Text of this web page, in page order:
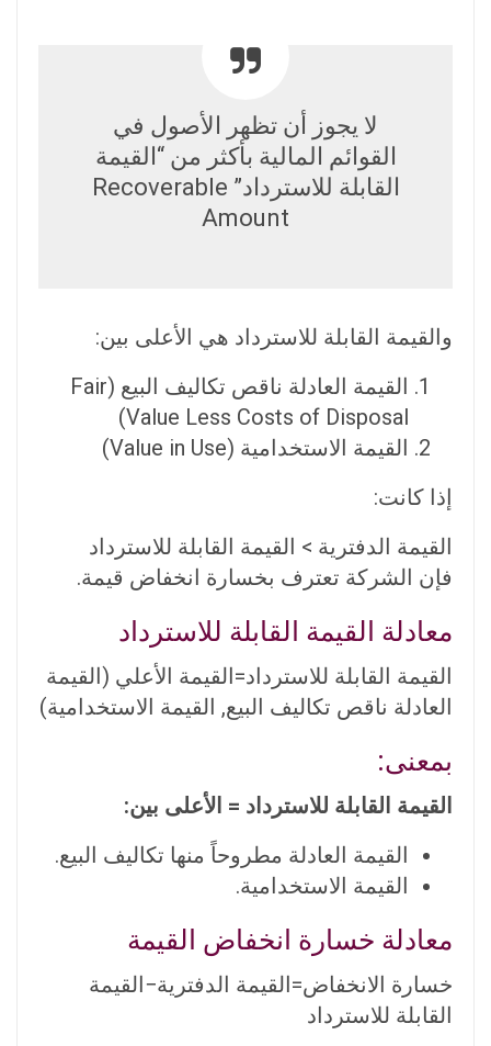
لا يجوز أن تظهر الأصول في
القوائم المالية بأكثر من “القيمة
القابلة للاسترداد” Recoverable
Amount
والقيمة القابلة للاسترداد هي الأعلى بين:
القيمة العادلة ناقص تكاليف البيع (Fair
Value Less Costs of Disposal)
القيمة الاستخدامية (Value in Use)
إذا كانت:
القيمة الدفترية > القيمة القابلة للاسترداد
فإن الشركة تعترف بخسارة انخفاض قيمة.
معادلة القيمة القابلة للاسترداد
القيمة القابلة للاسترداد=القيمة الأعلي (القيمة
العادلة ناقص تكاليف البيع, القيمة الاستخدامية)
بمعنى:
القيمة القابلة للاسترداد = الأعلى بين:
القيمة العادلة مطروحاً منها تكاليف البيع.
القيمة الاستخدامية.
معادلة خسارة انخفاض القيمة
خسارة الانخفاض=القيمة الدفترية−القيمة
القابلة للاسترداد